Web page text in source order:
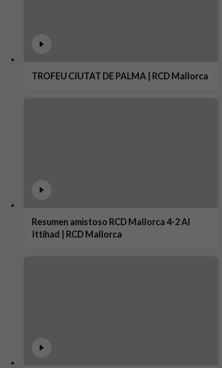
TROFEU CIUTAT DE PALMA | RCD Mallorca
Resumen amistoso RCD Mallorca 4-2 Al
Ittihad | RCD Mallorca